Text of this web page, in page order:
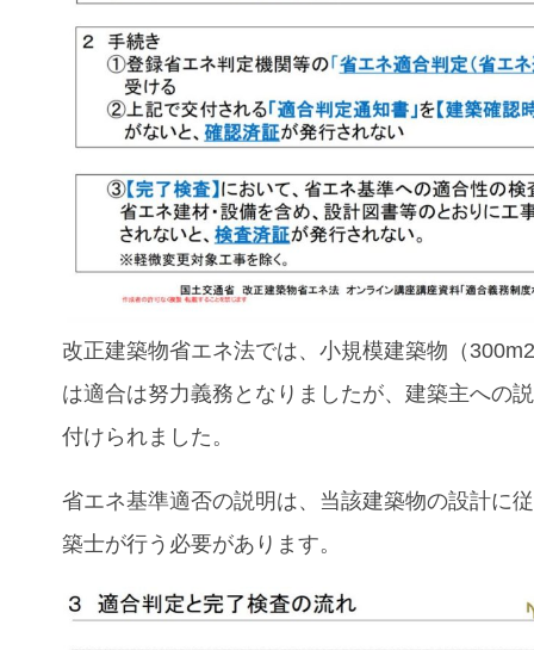
改正建築物省エネ法では、小規模建築物（300m
は適合は努力義務となりましたが、建築主への
付けられました。
省エネ基準適否の説明は、当該建築物の設計に
築士が行う必要があります。